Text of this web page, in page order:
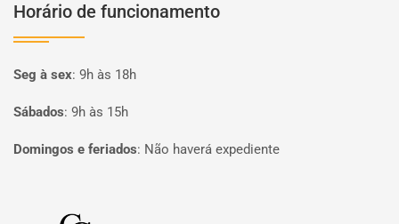
Horário de funcionamento
Seg à sex: 9h às 18h
Sábados: 9h às 15h
Domingos e feriados: Não haverá expediente